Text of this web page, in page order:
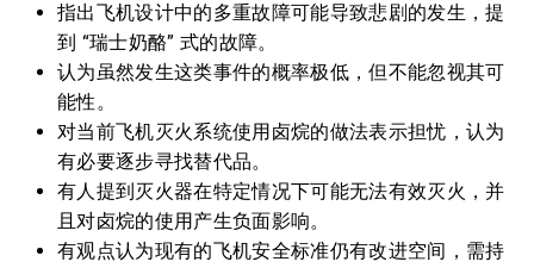
指出飞机设计中的多重故障可能导致悲剧的发生，提
到 “瑞士奶酪” 式的故障。
认为虽然发生这类事件的概率极低，但不能忽视其可
能性。
对当前飞机灭火系统使用卤烷的做法表示担忧，认为
有必要逐步寻找替代品。
有人提到灭火器在特定情况下可能无法有效灭火，并
且对卤烷的使用产生负面影响。
有观点认为现有的飞机安全标准仍有改进空间，需持